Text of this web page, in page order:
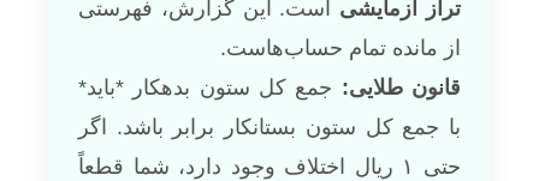
تراز آزمایشی است. این گزارش، فهرستی
از مانده تمام حساب‌هاست.
قانون طلایی: جمع کل ستون بدهکار *باید*
با جمع کل ستون بستانکار برابر باشد. اگر
حتی ۱ ریال اختلاف وجود دارد، شما قطعاً